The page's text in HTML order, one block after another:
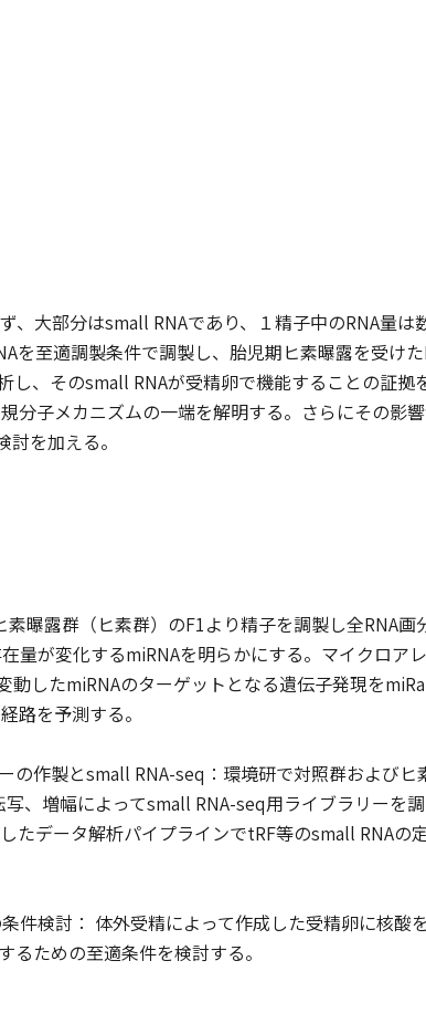
大部分はsmall RNAであり、１精子中のRNA量は
を至適調製条件で調製し、胎児期ヒ素曝露を受け
し、そのsmall RNAが受精卵で機能することの証拠
分子メカニズムの一端を解明する。さらにその影
を加える。
曝露群（ヒ素群）のF1より精子を調製し全RNA画
量が変化するmiRNAを明らかにする。マイクロア
動したmiRNAのターゲットとなる遺伝子発現を
路を予測する。
の作製とsmall RNA-seq：環境研で対照群およびヒ
、増幅によってsmall RNA-seq用ライブラリーを
たデータ解析パイプラインでtRF等のsmall RNAの
件検討： 体外受精によって作成した受精卵に核酸
ための至適条件を検討する。